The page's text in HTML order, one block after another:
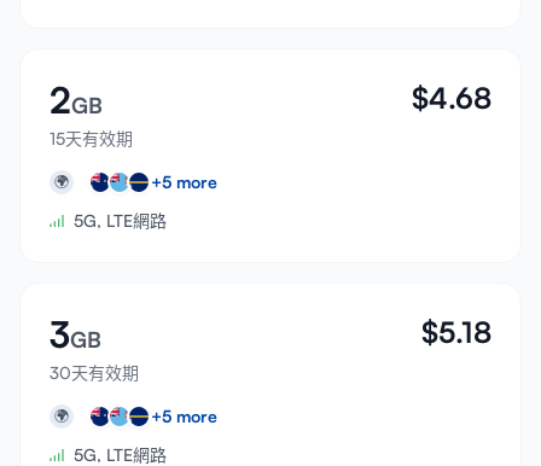
2GB
15天有效期
$4.68
🌍 +5 more
5G, LTE網路
3GB
30天有效期
$5.18
🌍 +5 more
5G, LTE網路